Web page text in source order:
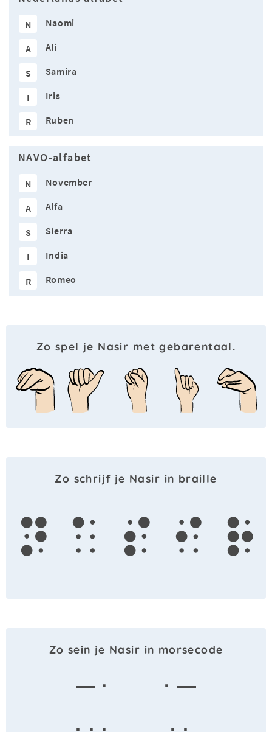
N Naomi
A Ali
S Samira
I Iris
R Ruben
NAVO-alfabet
N November
A Alfa
S Sierra
I India
R Romeo
Zo spel je Nasir met gebarentaal.
Zo schrijf je Nasir in braille
n a s i r
Zo sein je Nasir in morsecode
— ·
· —